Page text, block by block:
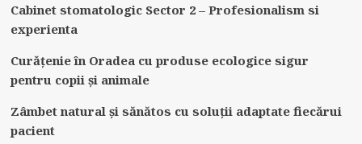
Cabinet stomatologic Sector 2 – Profesionalism si
experienta
Curățenie în Oradea cu produse ecologice sigur
pentru copii și animale
Zâmbet natural și sănătos cu soluții adaptate fiecărui
pacient